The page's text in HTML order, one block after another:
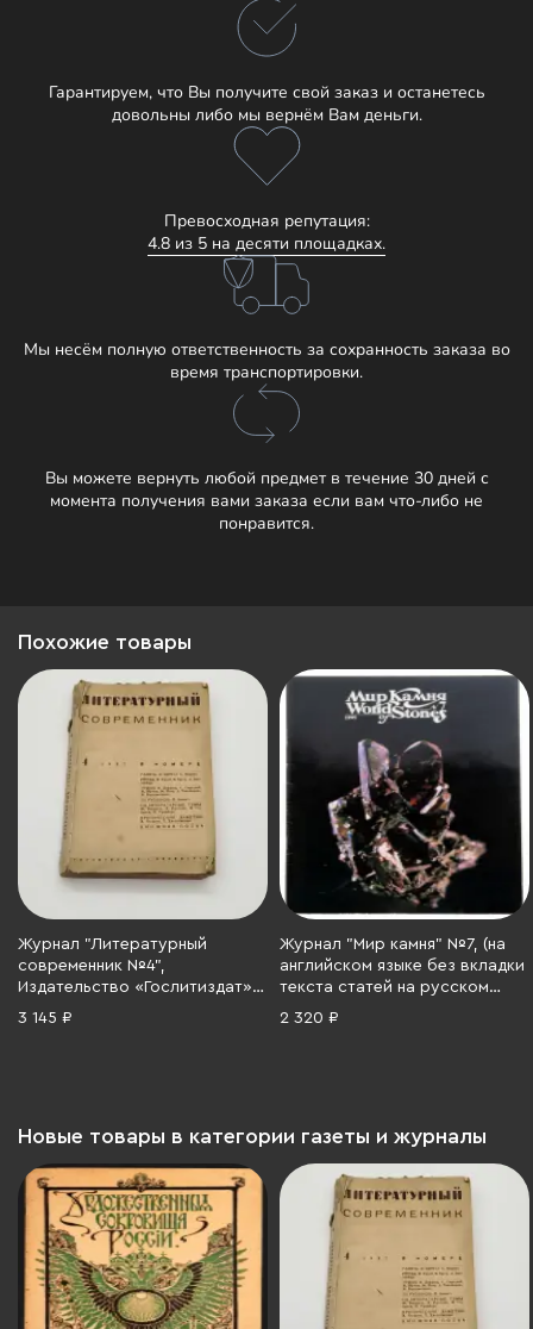
Гарантируем, что Вы получите свой заказ и останетесь
довольны либо мы вернём Вам деньги.
Превосходная репутация:
4.8 из 5 на десяти площадках.
Мы несём полную ответственность за сохранность заказа во
время транспортировки.
Вы можете вернуть любой предмет в течение 30 дней с
момента получения вами заказа если вам что-либо не
понравится.
Похожие товары
Журнал "Литературный
современник №4",
Издательство «Гослитиздат»,
бумага, печать, СССР, 1937 г.
3 145 ₽
Журнал "Мир камня" №7, (на
английском языке без вкладки
текста статей на русском
языке), бумага, Российская
2 320 ₽
Новые товары в категории газеты и журналы